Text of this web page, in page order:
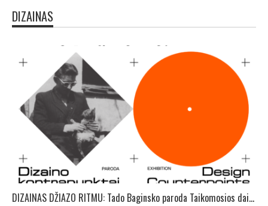
DIZAINAS
DIZAINAS DŽIAZO RITMU: Tado Baginsko paroda Taikomosios dailės ir dizaino muziejuje